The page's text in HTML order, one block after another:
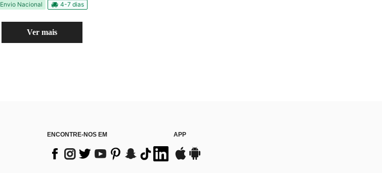
Envio Nacional 4-7 dias
Ver mais
ENCONTRE-NOS EM APP